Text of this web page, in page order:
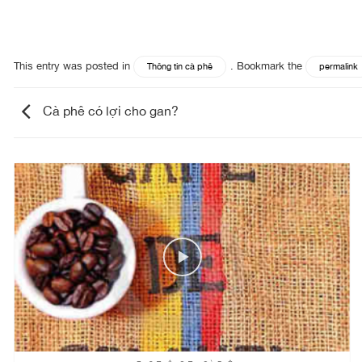
This entry was posted in Thông tin cà phê . Bookmark the permalink
Cà phê có lợi cho gan?